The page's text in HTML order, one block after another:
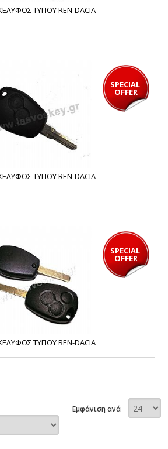
ΤΥΠΟΥ REN-DACIA
SPECIAL
OFFER
ΤΥΠΟΥ REN-DACIA
SPECIAL
OFFER
ΤΥΠΟΥ REN-DACIA
Εμφάνιση ανά